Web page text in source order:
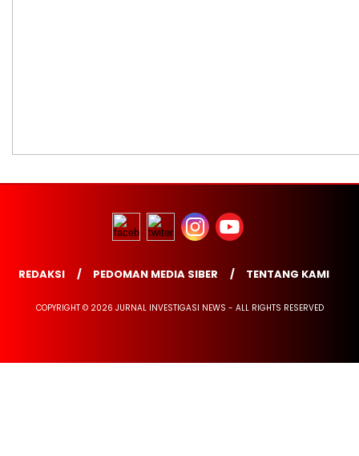
REDAKSI PEDOMAN MEDIA SIBER TENTANG KAMI
COPYRIGHT © 2026 JURNAL INVESTIGASI NEWS - ALL RIGHTS RESERVED